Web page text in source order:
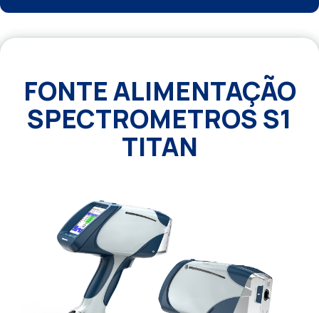
FONTE ALIMENTAÇÃO
SPECTROMETROS S1
TITAN